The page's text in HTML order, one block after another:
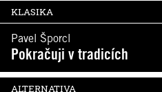
KLASIKA
Pavel Šporcl
Pokračuji v tradicích
ALTERNATIVA